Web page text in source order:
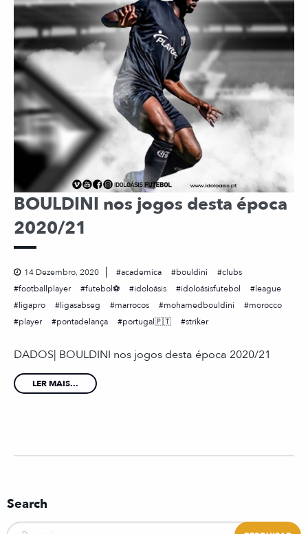
BOULDINI nos jogos desta época
2020/21
14 Dezembro, 2020 academica bouldini
clubs
footballplayer
futebol⚽ idoloásis idoloásisfutebol
league
ligapro
ligasabseg marrocos mohamedbouldini
morocco
player
pontadelança portugal🇵🇹 striker
DADOS| BOULDINI nos jogos desta época 2020/21
LER MAIS...
Search